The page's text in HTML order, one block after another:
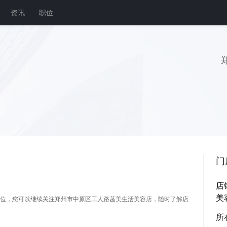
资讯 职位
，您可以继续关注郑州市中原区工人路菡美生活美容店，随时了解店
店
美
所